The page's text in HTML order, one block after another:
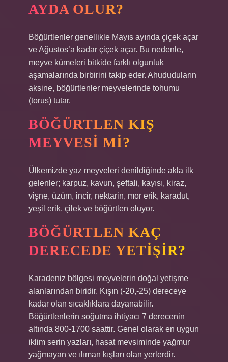
AYDA OLUR?
Böğürtlenler genellikle Mayıs ayında çiçek açar
ve Ağustos’a kadar çiçek açar. Bu nedenle,
meyve kümeleri bitkide farklı olgunluk
aşamalarında birbirini takip eder. Ahududuların
aksine, böğürtlenler meyvelerinde tohumu
(torus) tutar.
BÖĞÜRTLEN KIŞ
MEYVESI MI?
Ülkemizde yaz meyveleri denildiğinde akla ilk
gelenler; karpuz, kavun, şeftali, kayısı, kiraz,
vişne, üzüm, incir, nektarin, mor erik, karadut,
yeşil erik, çilek ve böğürtlen oluyor.
BÖĞÜRTLEN KAÇ
DERECEDE YETIŞIR?
Karadeniz bölgesi meyvelerin doğal yetişme
alanlarından biridir. Kışın (-20,-25) dereceye
kadar olan sıcaklıklara dayanabilir.
Böğürtlenlerin soğutma ihtiyacı 7 derecenin
altında 800-1700 saattir. Genel olarak en uygun
iklim serin yazları, hasat mevsiminde yağmur
yağmayan ve ılıman kışları olan yerlerdir.